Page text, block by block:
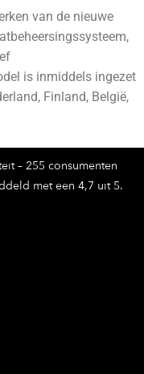
van de nieuwe
is inmiddels ingezet
Finland, België,
– 255 consumenten
met een 4,7 uit 5.